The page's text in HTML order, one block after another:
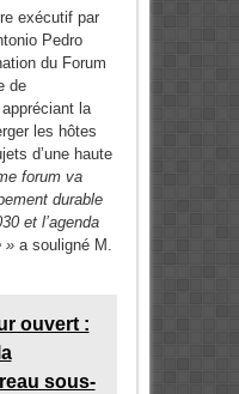
exécutif par
Pedro
du Forum
de
la
les hôtes
d’une haute
forum va
durable
et l’agenda
»a souligné M.
ouvert :
sous-